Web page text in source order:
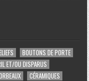
BOUTONS DE PORTE
ET/OU DISPARUS
CÉRAMIQUES